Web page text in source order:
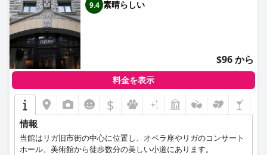
9.4 素晴らしい
$96 から
料金を表示
$
情報
当館はリガ旧市街の中心に位置し、オペラ座やリガのコンサート
ホール、美術館から徒歩数分の美しい小道にあります。